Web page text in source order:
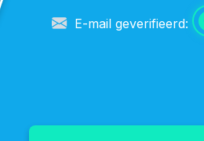
E-mail geverifieerd: